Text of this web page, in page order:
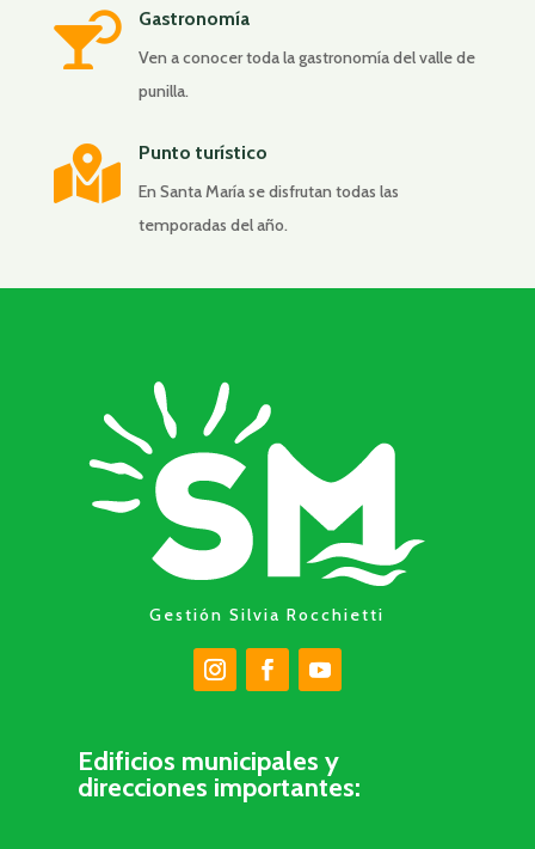
 Gastronomía
Ven a conocer toda la gastronomía del valle de
punilla.
 Punto turístico
En Santa María se disfrutan todas las
temporadas del año.
Gestión Silvia Rocchietti
Edificios municipales y
direcciones importantes: